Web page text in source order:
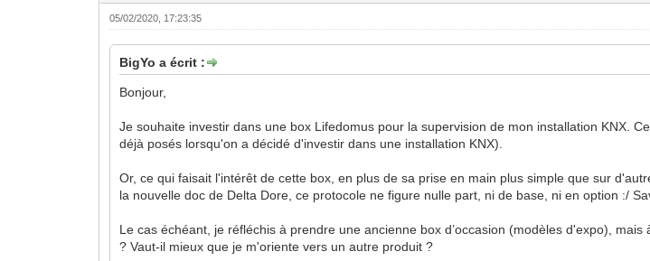
05/02/2020, 17:23:35
BigYo a écrit :
Bonjour,
Je souhaite investir dans une box Lifedomus pour la supervision de mon installation KNX.
déjà posés lorsqu'on a décidé d'investir dans une installation KNX).
Or, ce qui faisait l'intérêt de cette box, en plus de sa prise en main plus simple que sur
la nouvelle doc de Delta Dore, ce protocole ne figure nulle part, ni de base, ni en option :/
Le cas échéant, je réfléchis à prendre une ancienne box d’occasion (modèles d'expo),
? Vaut-il mieux que je m'oriente vers un autre produit ?